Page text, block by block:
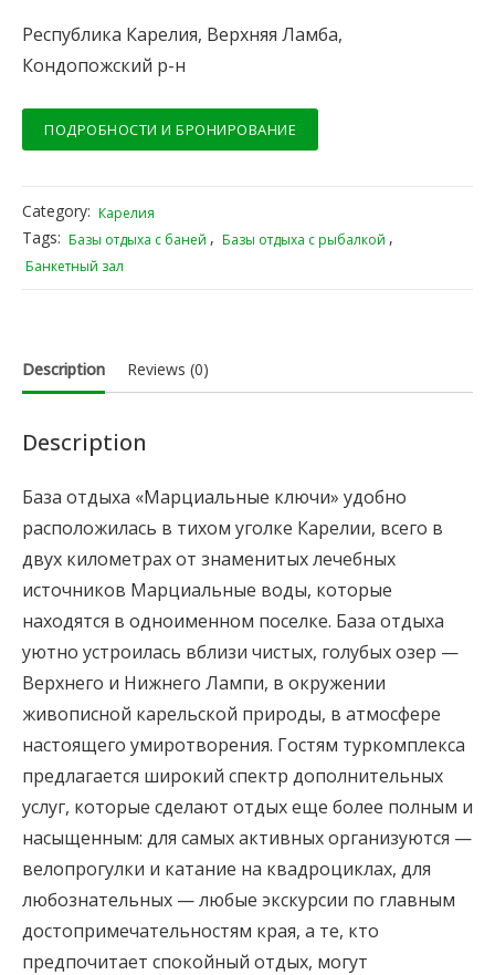
Республика Карелия, Верхняя Ламба,
Кондопожский р-н
ПОДРОБНОСТИ И БРОНИРОВАНИЕ
Category: Карелия
Tags: Базы отдыха с баней , Базы отдыха с рыбалкой ,
Банкетный зал
Description Reviews (0)
Description
База отдыха «Марциальные ключи» удобно
расположилась в тихом уголке Карелии, всего в
двух километрах от знаменитых лечебных
источников Марциальные воды, которые
находятся в одноименном поселке. База отдыха
уютно устроилась вблизи чистых, голубых озер —
Верхнего и Нижнего Лампи, в окружении
живописной карельской природы, в атмосфере
настоящего умиротворения. Гостям туркомплекса
предлагается широкий спектр дополнительных
услуг, которые сделают отдых еще более полным и
насыщенным: для самых активных организуются —
велопрогулки и катание на квадроциклах, для
любознательных — любые экскурсии по главным
достопримечательностям края, а те, кто
предпочитает спокойный отдых, могут